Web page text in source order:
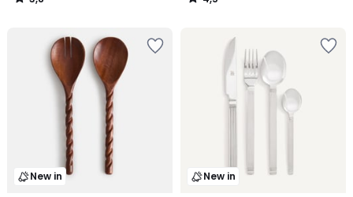
/
/
New in New in